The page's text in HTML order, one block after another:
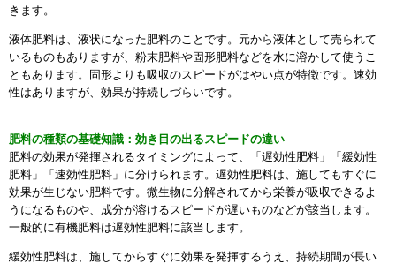
きます。
液体肥料は、液状になった肥料のことです。元から液体として売られて
いるものもありますが、粉末肥料や固形肥料などを水に溶かして使うこ
ともあります。固形よりも吸収のスピードがはやい点が特徴です。速効
性はありますが、効果が持続しづらいです。
肥料の種類の基礎知識：効き目の出るスピードの違い
肥料の効果が発揮されるタイミングによって、「遅効性肥料」「緩効性
肥料」「速効性肥料」に分けられます。遅効性肥料は、施してもすぐに
効果が生じない肥料です。微生物に分解されてから栄養が吸収できるよ
うになるものや、成分が溶けるスピードが遅いものなどが該当します。
一般的に有機肥料は遅効性肥料に該当します。
緩効性肥料は、施してからすぐに効果を発揮するうえ、持続期間が長い